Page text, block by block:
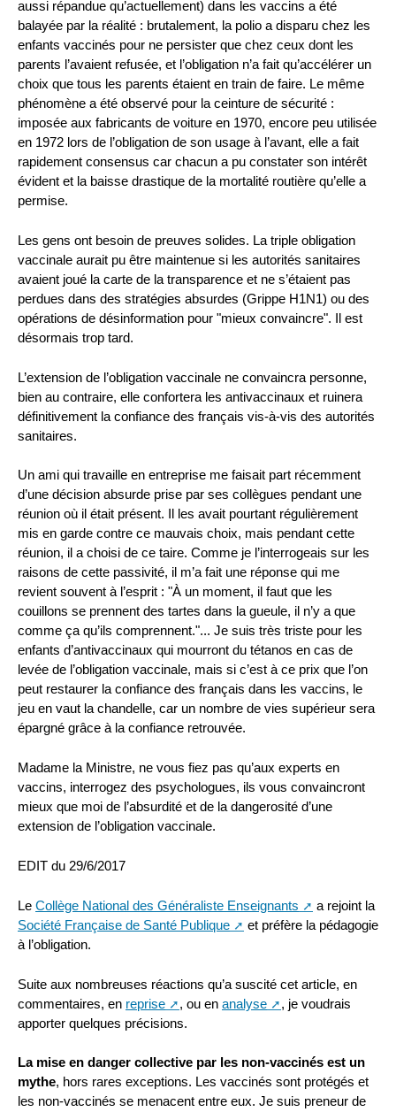
aussi répandue qu’actuellement) dans les vaccins a été
balayée par la réalité : brutalement, la polio a disparu chez les
enfants vaccinés pour ne persister que chez ceux dont les
parents l’avaient refusée, et l’obligation n’a fait qu’accélérer un
choix que tous les parents étaient en train de faire. Le même
phénomène a été observé pour la ceinture de sécurité :
imposée aux fabricants de voiture en 1970, encore peu utilisée
en 1972 lors de l’obligation de son usage à l’avant, elle a fait
rapidement consensus car chacun a pu constater son intérêt
évident et la baisse drastique de la mortalité routière qu’elle a
permise.
Les gens ont besoin de preuves solides. La triple obligation
vaccinale aurait pu être maintenue si les autorités sanitaires
avaient joué la carte de la transparence et ne s’étaient pas
perdues dans des stratégies absurdes (Grippe H1N1) ou des
opérations de désinformation pour "mieux convaincre". Il est
désormais trop tard.
L’extension de l’obligation vaccinale ne convaincra personne,
bien au contraire, elle confortera les antivaccinaux et ruinera
définitivement la confiance des français vis-à-vis des autorités
sanitaires.
Un ami qui travaille en entreprise me faisait part récemment
d’une décision absurde prise par ses collègues pendant une
réunion où il était présent. Il les avait pourtant régulièrement
mis en garde contre ce mauvais choix, mais pendant cette
réunion, il a choisi de ce taire. Comme je l’interrogeais sur les
raisons de cette passivité, il m’a fait une réponse qui me
revient souvent à l’esprit : "À un moment, il faut que les
couillons se prennent des tartes dans la gueule, il n’y a que
comme ça qu’ils comprennent."... Je suis très triste pour les
enfants d’antivaccinaux qui mourront du tétanos en cas de
levée de l’obligation vaccinale, mais si c’est à ce prix que l’on
peut restaurer la confiance des français dans les vaccins, le
jeu en vaut la chandelle, car un nombre de vies supérieur sera
épargné grâce à la confiance retrouvée.
Madame la Ministre, ne vous fiez pas qu’aux experts en
vaccins, interrogez des psychologues, ils vous convaincront
mieux que moi de l’absurdité et de la dangerosité d’une
extension de l’obligation vaccinale.
EDIT du 29/6/2017
Le Collège National des Généraliste Enseignants
a rejoint la
Société Française de Santé Publique
et préfère la pédagogie
à l’obligation.
Suite aux nombreuses réactions qu’a suscité cet article, en
commentaires, en reprise , ou en analyse
, je voudrais
apporter quelques précisions.
La mise en danger collective par les non-vaccinés est un
mythe, hors rares exceptions. Les vaccinés sont protégés et
les non-vaccinés se menacent entre eux. Je suis preneur de